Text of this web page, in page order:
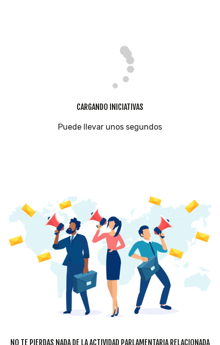
CARGANDO INICIATIVAS
Puede llevar unos segundos
NO TE PIERDAS NADA DE LA ACTIVIDAD PARLAMENTARIA RELACIONADA